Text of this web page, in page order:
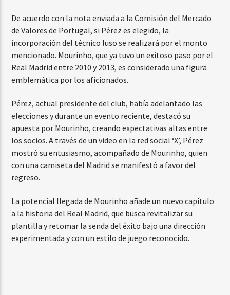
De acuerdo con la nota enviada a la Comisión del Mercado
de Valores de Portugal, si Pérez es elegido, la
incorporación del técnico luso se realizará por el monto
mencionado. Mourinho, que ya tuvo un exitoso paso por el
Real Madrid entre 2010 y 2013, es considerado una figura
emblemática por los aficionados.
Pérez, actual presidente del club, había adelantado las
elecciones y durante un evento reciente, destacó su
apuesta por Mourinho, creando expectativas altas entre
los socios. A través de un video en la red social ‘X’, Pérez
mostró su entusiasmo, acompañado de Mourinho, quien
con una camiseta del Madrid se manifestó a favor del
regreso.
La potencial llegada de Mourinho añade un nuevo capítulo
a la historia del Real Madrid, que busca revitalizar su
plantilla y retomar la senda del éxito bajo una dirección
experimentada y con un estilo de juego reconocido.